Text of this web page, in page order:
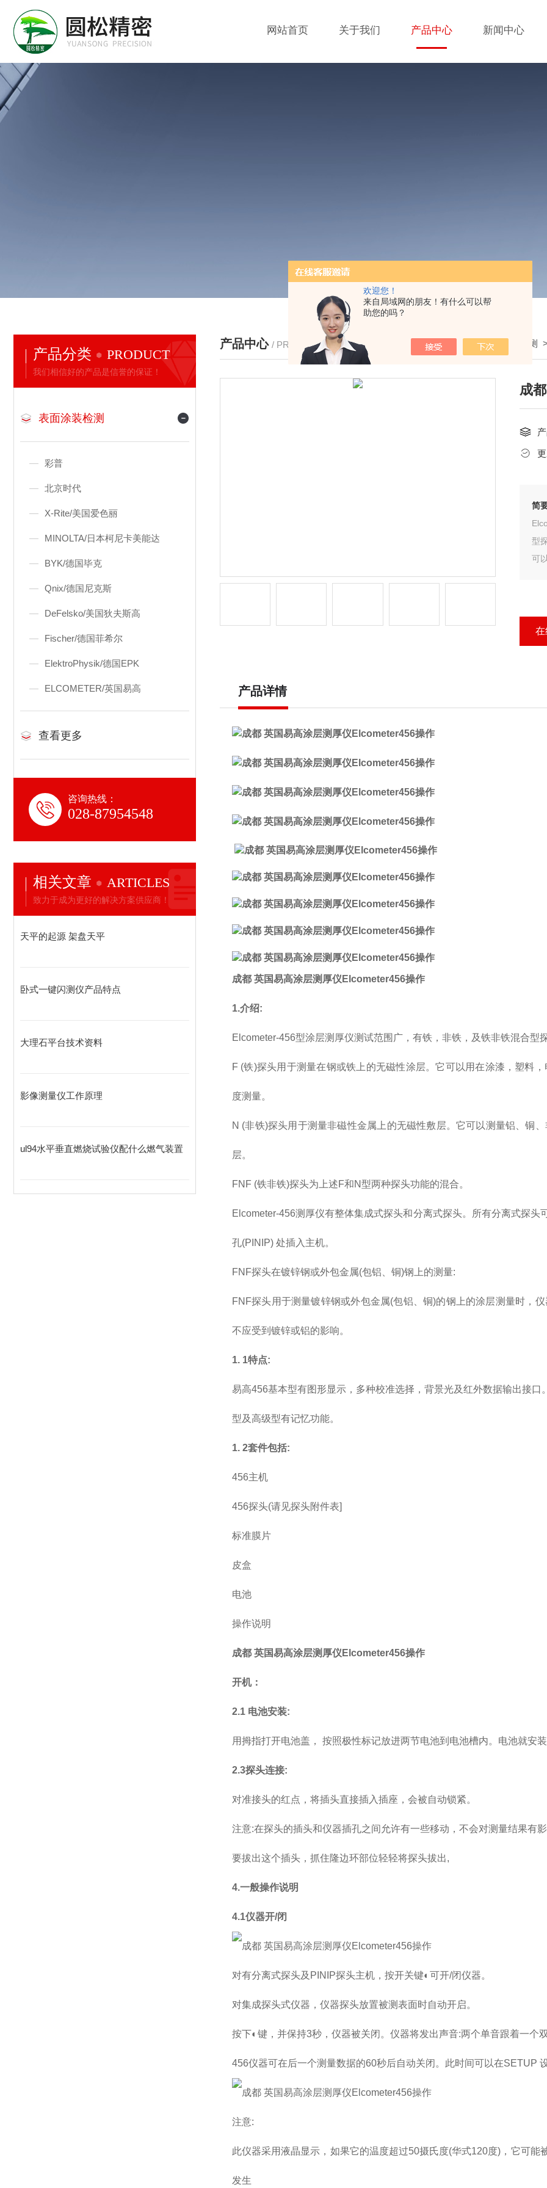
欢迎您！
来自局域网的朋友！有什么可以帮
助您的吗？
网站首页 关于我们 产品中心 新闻中心
产品分类 PRODUCT
我们相信好的产品是信誉的保证！
表面涂装检测
彩普
北京时代
X-Rite/美国爱色丽
MINOLTA/日本柯尼卡美能达
BYK/德国毕克
Qnix/德国尼克斯
DeFelsko/美国狄夫斯高
Fischer/德国菲希尔
ElektroPhysik/德国EPK
ELCOMETER/英国易高
查看更多
咨询热线：
028-87954548
相关文章 ARTICLES
致力于成为更好的解决方案供应商！
天平的起源 架盘天平
卧式一键闪测仪产品特点
大理石平台技术资料
影像测量仪工作原理
ul94水平垂直燃烧试验仪配什么燃气装置
产品中心 / PRODUCTS 我的位置： >产品中心 >表面涂装检测
成
简
型
可
在
产品详情
成都 英国易高涂层测厚仪Elcometer456操作
1.介绍:
Elcometer-456型涂层测厚仪测试范围广，有铁，非铁，及铁非铁混合型
F (铁)探头用于测量在钢或铁上的无磁性涂层。它可以用在涂漆，塑料
度测量。
N (非铁)探头用于测量非磁性金属上的无磁性敷层。它可以测量铝、铜
层。
FNF (铁非铁)探头为上述F和N型两种探头功能的混合。
Elcometer-456测厚仪有整体集成式探头和分离式探头。所有分离式探
孔(PINIP) 处插入主机。
FNF探头在镀锌钢或外包金属(包铝、铜)钢上的测量:
FNF探头用于测量镀锌钢或外包金属(包铝、铜)的钢上的涂层测量时，
不应受到镀锌或铝的影响。
1. 1特点:
易高456基本型有图形显示，多种校准选择，背景光及红外数据输出接口
型及高级型有记忆功能。
1. 2套件包括:
456主机
456探头(请见探头附件表]
标准膜片
皮盒
电池
操作说明
成都 英国易高涂层测厚仪Elcometer456操作
开机：
2.1 电池安装:
用拇指打开电池盖， 按照极性标记放进两节电池到电池槽内。电池就安
2.3探头连接:
对准接头的红点，将插头直接插入插座，会被自动锁紧。
注意:在探头的插头和仪器插孔之间允许有一些移动，不会对测量结果有
要拔出这个插头，抓住隆边环部位轻轻将探头拔出,
4.一般操作说明
4.1仪器开/闭
对有分离式探头及PINIP探头主机，按开关键◐可开/闭仪器。
对集成探头式仪器，仪器探头放置被测表面时自动开启。
按下◐键，并保持3秒，仪器被关闭。仪器将发出声音:两个单音跟着一个
456仪器可在后一个测量数据的60秒后自动关闭。此时间可以在SETUP
注意:
此仪器采用液晶显示，如果它的温度超过50摄氏度(华式120度)，它可能
发生